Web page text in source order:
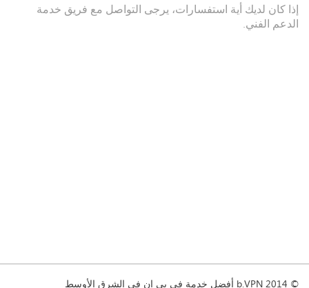
إذا كان لديك أية استفسارات، يرجى التواصل مع فريق خدمة
الدعم الفني.
© 2014 b.VPN أفضل خدمة في بي ان في الشرق الأوسط